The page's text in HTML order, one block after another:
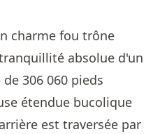
charme fou trône
absolue d'un
306 060 pieds
étendue bucolique
est traversée par